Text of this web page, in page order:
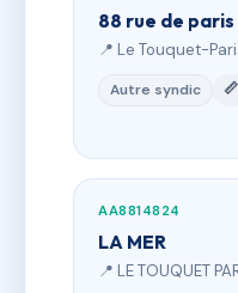
88 rue de paris
📍 Le Touquet-
Autre syndic
AA8814824
LA MER
📍 LE TOUQUET